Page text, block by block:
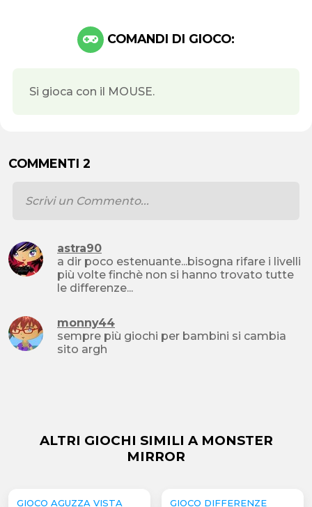
COMANDI DI GIOCO:
Si gioca con il MOUSE.
COMMENTI 2
astra90
a dir poco estenuante...bisogna rifare i livelli
più volte finchè non si hanno trovato tutte
le differenze...
monny44
sempre più giochi per bambini si cambia
sito argh
ALTRI GIOCHI SIMILI A MONSTER
MIRROR
GIOCO AGUZZA VISTA GIOCO DIFFERENZE